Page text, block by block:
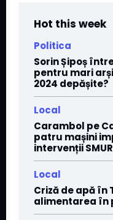
Hot this week
Politica
Sorin Șipoș
pentru mari
2024 depășite?
Local
Carambol pe
patru mașini
intervenții
Local
Criză de apă în
alimentarea în